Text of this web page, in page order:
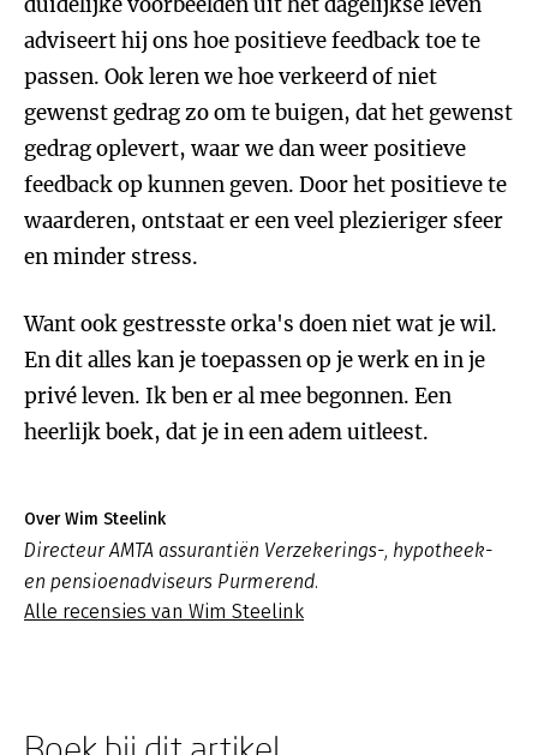
adviseert hij ons hoe positieve feedback toe te
passen. Ook leren we hoe verkeerd of niet
gewenst gedrag zo om te buigen, dat het gewenst
gedrag oplevert, waar we dan weer positieve
feedback op kunnen geven. Door het positieve te
waarderen, ontstaat er een veel plezieriger sfeer
en minder stress.
Want ook gestresste orka's doen niet wat je wil.
En dit alles kan je toepassen op je werk en in je
privé leven. Ik ben er al mee begonnen. Een
heerlijk boek, dat je in een adem uitleest.
Over Wim Steelink
Directeur AMTA assurantiën Verzekerings-, hypotheek-
en pensioenadviseurs Purmerend.
Alle recensies van Wim Steelink